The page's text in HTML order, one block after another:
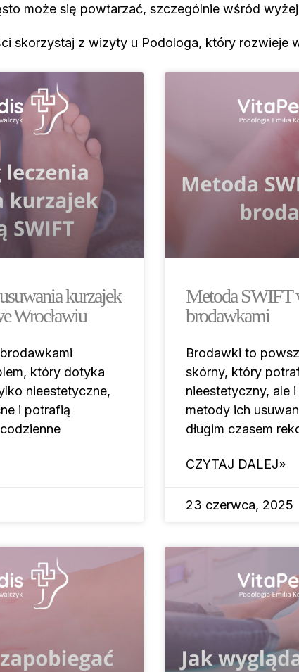
może się powtarzać, szczególnie wśród
skorzystaj z wizyty u Podologa, który rozwieje
kurzajek
Wrocławiu
który dotyka
nieestetyczne,
i potrafią
Metoda SWIFT
brodawkami
Brodawki to
skórny, który
nieestetyczny, ale
metody ich
długim czasem
CZYTAJ DALEJ»
23 czerwca, 2025